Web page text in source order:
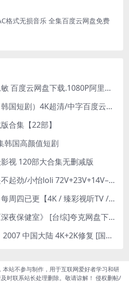
格式无损音乐 全集百度云网盘免费
《新金瓶梅》杨思敏 百度云网盘下载.1080P阿里下载.国语中字.(1996)
睡了我的女上司（韩国短剧）4K超清/中字百度云网盘下载
合集【22部】
韩国高颜值短剧
视 120部大合集无删减版
吃瓜：凛子同学提不起劲/小怡loli 72V+23V+14V–24.02GB】
剑来 2024 纯净版 每周四已更【4K / 臻彩视听TV / 杜比音】附电子书百度网盘下载
大尺度综艺栏目《深夜保健室》 [台综]夸克网盘下载
《大明王朝1566》2007 中国大陆 4K+2K修复 [国语 46集 192G]
站不参与制作，用于互联网爱好者学习和研
时联系站长处理删除。敬请谅解！ 侵权删帖/